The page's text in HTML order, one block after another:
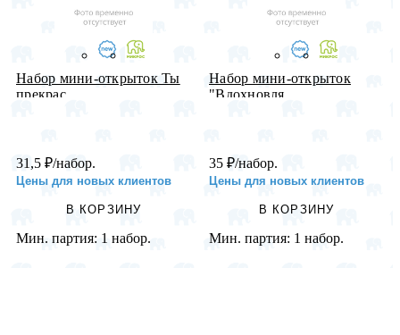
Набор мини-открыток Ты
прекрас...
31,5 ₽/набор.
Цены для новых клиентов
В КОРЗИНУ
Мин. партия: 1 набор.
Набор мини-открыток
"Вдохновля...
35 ₽/набор.
Цены для новых клиентов
В КОРЗИНУ
Мин. партия: 1 набор.